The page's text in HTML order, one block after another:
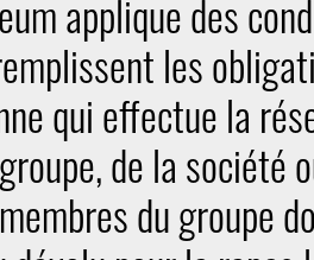
applique des
les
effectue la
de la société
du groupe